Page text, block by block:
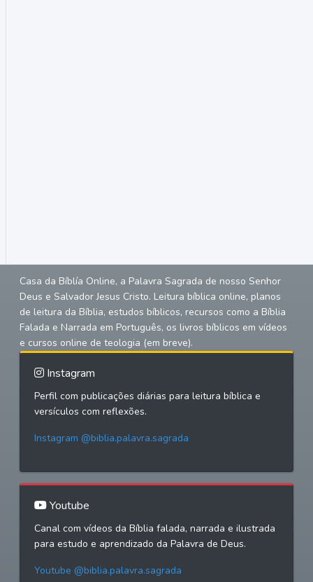
Casa da Bíblía Online, a Palavra Sagrada de nosso Senhor
Deus e Salvador Jesus Cristo. Leitura bíblica online, planos
de leitura da Bíblia, estudos bíblicos, recursos como a Bíblia
Falada e Narrada em Português, os livros bíblicos em vídeos
e cursos online de teologia (em breve).
Instagram
Perfil com publicações diárias para leitura bíblica e
versículos com reflexões.
Instagram @biblia.palavra.sagrada
Youtube
Canal com vídeos da Bíblia falada, narrada e ilustrada
para estudo e aprendizado da Palavra de Deus.
Youtube @biblia.palavra.sagrada